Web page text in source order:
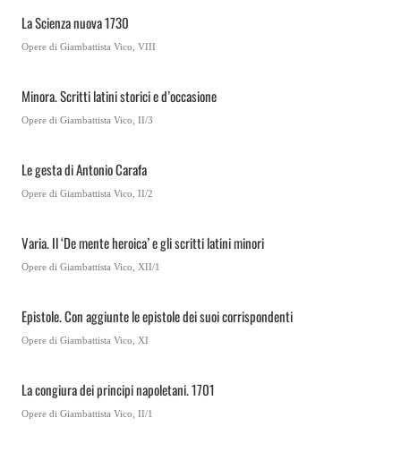
La Scienza nuova 1730
Opere di Giambattista Vico, VIII
Minora. Scritti latini storici e d’occasione
Opere di Giambattista Vico, II/3
Le gesta di Antonio Carafa
Opere di Giambattista Vico, II/2
Varia. Il ‘De mente heroica’ e gli scritti latini minori
Opere di Giambattista Vico, XII/1
Epistole. Con aggiunte le epistole dei suoi corrispondenti
Opere di Giambattista Vico, XI
La congiura dei principi napoletani. 1701
Opere di Giambattista Vico, II/1